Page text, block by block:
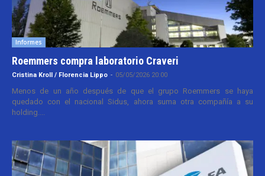
Informes
Roemmers compra laboratorio Craveri
Cristina Kroll / Florencia Lippo - 05/05/2026 20:00
Menos de un año después de que el grupo Roemmers se haya
quedado con el nacional Sidus, ahora suma otra compañía a su
holding....